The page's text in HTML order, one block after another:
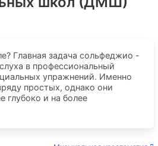
Главная задача сольфеджио -
в профессиональный
упражнений. Именно
простых, однако они
глубоко и на более